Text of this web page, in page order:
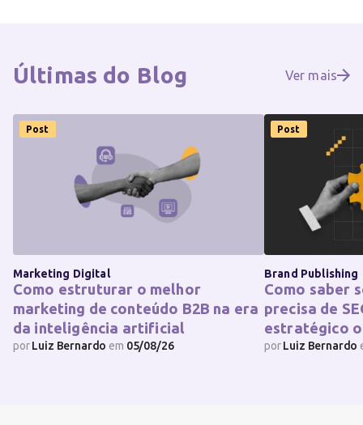
Últimas do Blog Ver mais
Post
Marketing Digital
Como estruturar o melhor
marketing de conteúdo B2B na era
da inteligência artificial
porLuiz Bernardo em 05/08/26
Post
Brand Publishing
Como saber
precisa de
estratégico
porLuiz Bernardo